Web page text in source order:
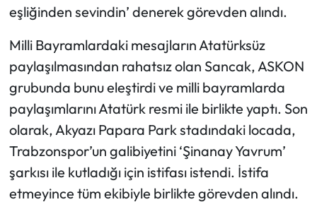
eşliğinden sevindin’ denerek görevden alındı.
Milli Bayramlardaki mesajların Atatürksüz
paylaşılmasından rahatsız olan Sancak, ASKON
grubunda bunu eleştirdi ve milli bayramlarda
paylaşımlarını Atatürk resmi ile birlikte yaptı. Son
olarak, Akyazı Papara Park stadındaki locada,
Trabzonspor’un galibiyetini ‘Şinanay Yavrum’
şarkısı ile kutladığı için istifası istendi. İstifa
etmeyince tüm ekibiyle birlikte görevden alındı.